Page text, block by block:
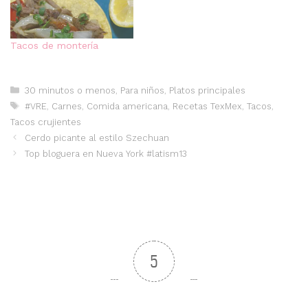
Tacos de montería
Categorías
30 minutos o menos Para niños Platos principales
Etiquetas
#VRE Carnes Comida americana Recetas TexMex Tacos
Tacos crujientes
Cerdo picante al estilo Szechuan
Top bloguera en Nueva York #latism13
5